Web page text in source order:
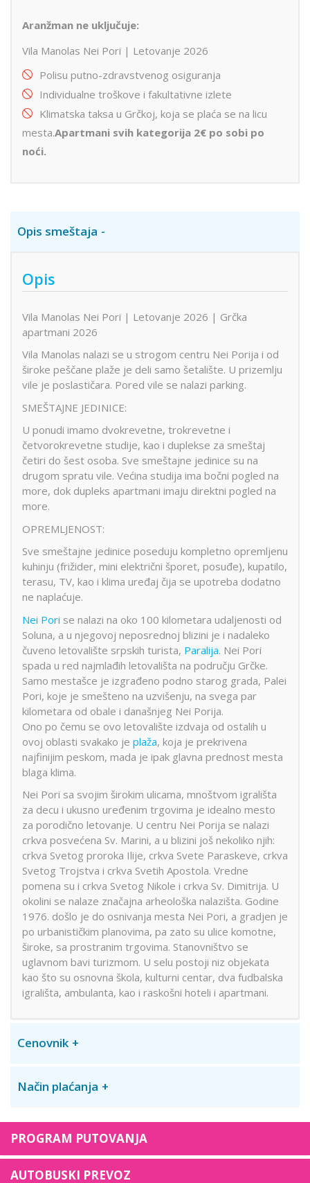
Aranžman ne uključuje:
Vila Manolas Nei Pori | Letovanje 2026
Polisu putno-zdravstvenog osiguranja
Individualne troškove i fakultativne izlete
Klimatska taksa u Grčkoj, koja se plaća se na licu
mesta.Apartmani svih kategorija 2€ po sobi po
noći.
Opis smeštaja
Opis
Vila Manolas Nei Pori | Letovanje 2026 | Grčka
apartmani 2026
Vila Manolas nalazi se u strogom centru Nei Porija i od
široke peščane plaže je deli samo šetalište. U prizemlju
vile je poslastičara. Pored vile se nalazi parking.
SMEŠTAJNE JEDINICE:
U ponudi imamo dvokrevetne, trokrevetne i
četvorokrevetne studije, kao i duplekse za smeštaj
četiri do šest osoba. Sve smeštajne jedinice su na
drugom spratu vile. Većina studija ima bočni pogled na
more, dok dupleks apartmani imaju direktni pogled na
more.
OPREMLJENOST:
Sve smeštajne jedinice poseduju kompletno opremljenu
kuhinju (frižider, mini električni šporet, posuđe), kupatilo,
terasu, TV, kao i klima uređaj čija se upotreba dodatno
ne naplaćuje.
Nei Pori se nalazi na oko 100 kilometara udaljenosti od
Soluna, a u njegovoj neposrednoj blizini je i nadaleko
čuveno letovalište srpskih turista, Paralija. Nei Pori
spada u red najmlađih letovališta na području Grčke.
Samo mestašce je izgrađeno podno starog grada, Palei
Pori, koje je smešteno na uzvišenju, na svega par
kilometara od obale i današnjeg Nei Porija.
Ono po čemu se ovo letovalište izdvaja od ostalih u
ovoj oblasti svakako je plaža, koja je prekrivena
najfinijim peskom, mada je ipak glavna prednost mesta
blaga klima.
Nei Pori sa svojim širokim ulicama, mnoštvom igrališta
za decu i ukusno uređenim trgovima je idealno mesto
za porodično letovanje. U centru Nei Porija se nalazi
crkva posvećena Sv. Marini, a u blizini još nekoliko njih:
crkva Svetog proroka Ilije, crkva Svete Paraskeve, crkva
Svetog Trojstva i crkva Svetih Apostola. Vredne
pomena su i crkva Svetog Nikole i crkva Sv. Dimitrija. U
okolini se nalaze značajna arheološka nalazišta. Godine
1976. došlo je do osnivanja mesta Nei Pori, a gradjen je
po urbanističkim planovima, pa zato su ulice komotne,
široke, sa prostranim trgovima. Stanovništvo se
uglavnom bavi turizmom. U selu postoji niz objekata
kao što su osnovna škola, kulturni centar, dva fudbalska
igrališta, ambulanta, kao i raskošni hoteli i apartmani.
Cenovnik
Način plaćanja
PROGRAM PUTOVANJA
AUTOBUSKI PREVOZ